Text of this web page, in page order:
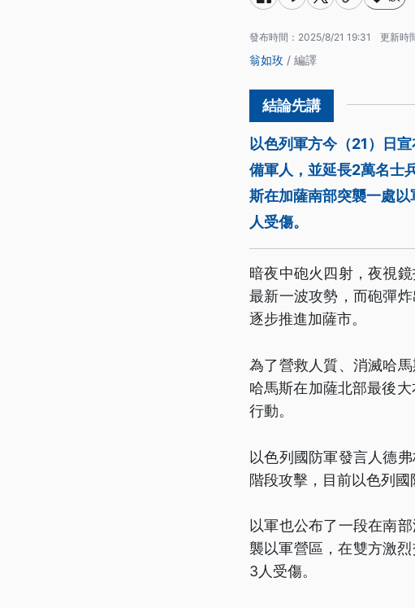
發布時間： 2025/8/21 19:31 更新時
翁如玫 / 編譯
以色列軍方今（21）日
備軍人，並延長2萬名士
斯在加薩南部突襲一處
人受傷。
暗夜中砲火四射，夜視
最新一波攻勢，而砲彈
逐步推進加薩市。
為了營救人質、消滅哈
哈馬斯在加薩北部最後
行動。
以色列國防軍發言人德
階段攻擊，目前以色列國
以軍也公布了一段在南
襲以軍營區，在雙方激
3人受傷。